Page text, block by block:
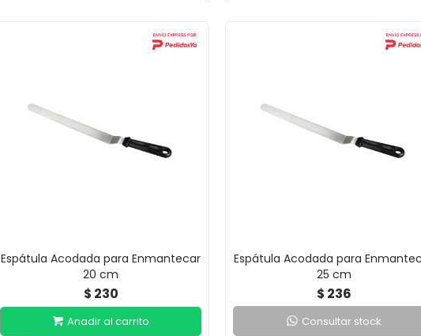
Espátula Acodada para Enmantecar
20 cm
$ 230
Espátula Acodada para
25 cm
$ 236
Consultar stock